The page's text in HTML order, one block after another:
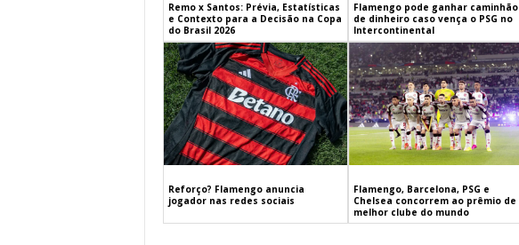
Remo x Santos: Prévia, Estatísticas
e Contexto para a Decisão na Copa
do Brasil 2026
Flamengo pode ganhar caminhão
de dinheiro caso vença o PSG no
Intercontinental
Reforço? Flamengo anuncia
jogador nas redes sociais
Flamengo, Barcelona, PSG e
Chelsea concorrem ao prêmio de
melhor clube do mundo